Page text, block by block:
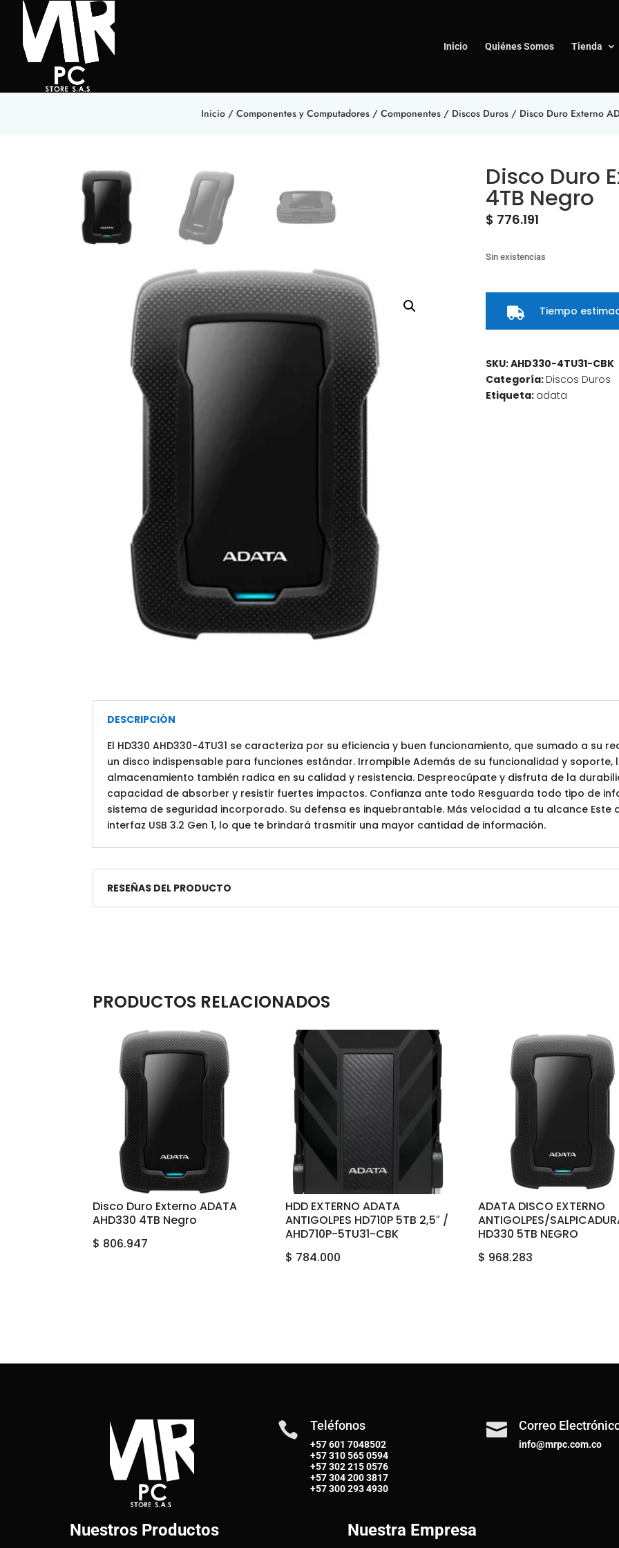
Inicio Quiénes Somos Tienda
Inicio/ Componentes y Computadores/ Componentes/ Discos Duros/ Disco Duro Externo
Disco Duro
4TB Negro
$ 776.191
Sin existencias
 Tiempo
SKU:AHD330-4TU31-CBK
Categoría: Discos Duros
Etiqueta: adata
DESCRIPCIÓN
El HD330 AHD330-4TU31 se caracteriza por su eficiencia y buen funcionamiento, que sumado a su
un disco indispensable para funciones estándar. Irrompible Además de su funcionalidad y
almacenamiento también radica en su calidad y resistencia. Despreocúpate y disfruta de la
capacidad de absorber y resistir fuertes impactos. Confianza ante todo Resguarda todo tipo de
sistema de seguridad incorporado. Su defensa es inquebrantable. Más velocidad a tu alcance
interfaz USB 3.2 Gen 1, lo que te brindará trasmitir una mayor cantidad de información.
RESEÑAS DEL PRODUCTO
PRODUCTOS RELACIONADOS
Disco Duro Externo ADATA
AHD330 4TB Negro
$ 806.947
HDD EXTERNO ADATA
ANTIGOLPES HD710P 5TB 2,5″ /
AHD710P-5TU31-CBK
$ 784.000
ADATA DISCO EXTERNO
ANTIGOLPES/
HD330 5TB NEGRO
$ 968.283
 Teléfonos
+57 601 7048502
+57310 565 0594
+57302 215 0576
+57304 200 3817
+57300 293 4930
 Correo
info@mrpc.com.co
Nuestros Productos Nuestra Empresa